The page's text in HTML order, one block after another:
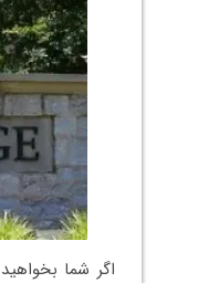
اگر شما